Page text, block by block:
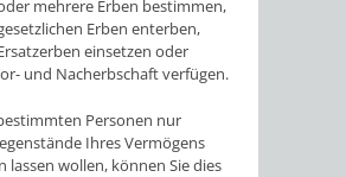
mehrere Erben bestimmen,
Erben enterben,
einsetzen oder
und Nacherbschaft verfügen.
Personen nur
Ihres Vermögens
lassen wollen, können Sie dies